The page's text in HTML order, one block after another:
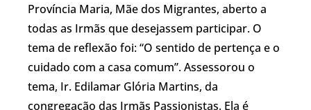
Província Maria, Mãe dos Migrantes, aberto a
todas as Irmãs que desejassem participar. O
tema de reflexão foi: “O sentido de pertença e o
cuidado com a casa comum”. Assessorou o
tema, Ir. Edilamar Glória Martins, da
congregação das Irmãs Passionistas. Ela é